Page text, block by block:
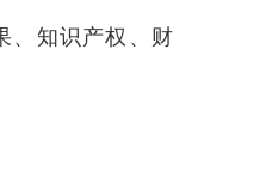
、知识产权、财